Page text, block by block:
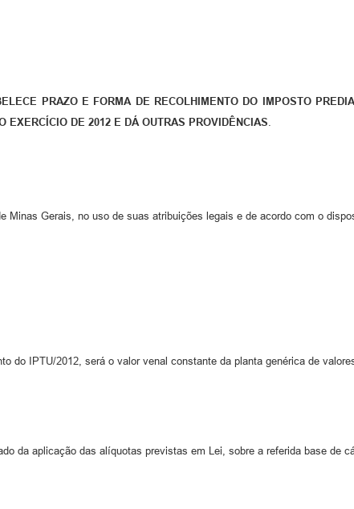
PRAZO E FORMA DE RECOLHIMENTO DO IMPOSTO
EXERCÍCIO DE 2012 E DÁ OUTRAS PROVIDÊNCIAS.
Minas Gerais, no uso de suas atribuições legais e de acordo com o
do IPTU/2012, será o valor venal constante da planta genérica de
da aplicação das alíquotas previstas em Lei, sobre a referida base de